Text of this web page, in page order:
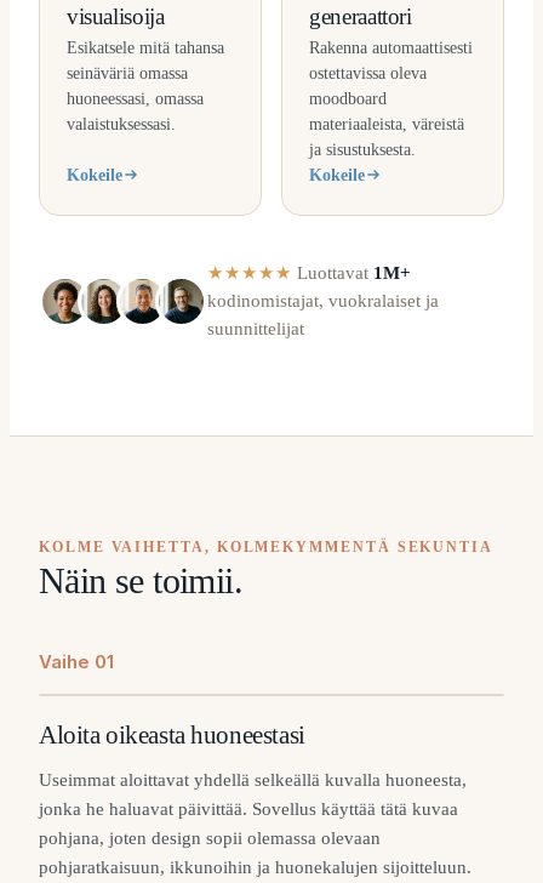
visualisoija
Esikatsele mitä tahansa
seinäväriä omassa
huoneessasi, omassa
valaistuksessasi.
Kokeile
generaattori
Rakenna automaattisesti
ostettavissa oleva
moodboard
materiaaleista, väreistä
ja sisustuksesta.
Kokeile
★★★★★ Luottavat 1M+
kodinomistajat, vuokralaiset ja
suunnittelijat
KOLME VAIHETTA, KOLMEKYMMENTÄ SEKUNTIA
Näin se toimii.
Vaihe 01
Aloita oikeasta huoneestasi
Useimmat aloittavat yhdellä selkeällä kuvalla huoneesta,
jonka he haluavat päivittää. Sovellus käyttää tätä kuvaa
pohjana, joten design sopii olemassa olevaan
pohjaratkaisuun, ikkunoihin ja huonekalujen sijoitteluun.